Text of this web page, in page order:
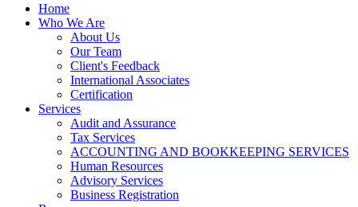
Home
Who We Are
About Us
Our Team
Client's Feedback
International Associates
Certification
Services
Audit and Assurance
Tax Services
ACCOUNTING AND BOOKKEEPING SERVICES
Human Resources
Advisory Services
Business Registration